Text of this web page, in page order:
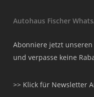
Autohaus Fischer
Abonniere jetzt
und verpasse keine
>> Klick für Newsletter